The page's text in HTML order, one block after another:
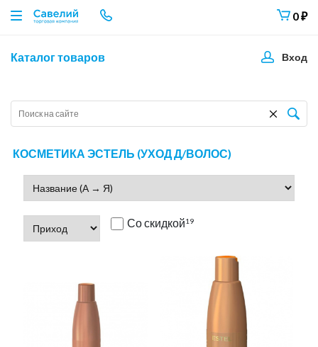
0₽
Каталог товаров Вход
КОСМЕТИКА ЭСТЕЛЬ (УХОД Д/ВОЛОС)
Со скидкой19